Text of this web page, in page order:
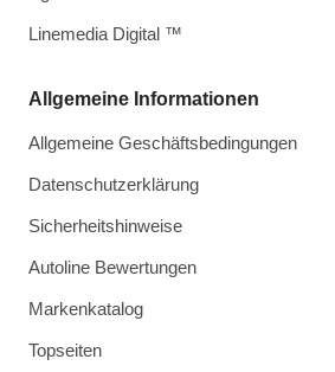
Allgemeine Informationen
Allgemeine Geschäftsbedingungen
Datenschutzerklärung
Sicherheitshinweise
Autoline Bewertungen
Markenkatalog
Topseiten
Linemedia Digital ™